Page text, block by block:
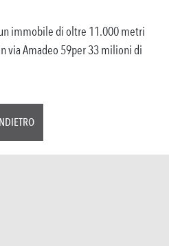
immobile di oltre 11.000 metri
via Amadeo 59per 33 milioni di